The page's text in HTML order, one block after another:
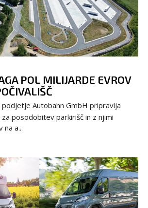
POL MILIJARDE EVROV
podjetje Autobahn GmbH pripravlja
posodobitev parkirišč in z njimi
a...